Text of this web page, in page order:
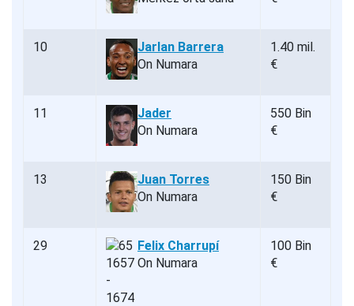
10
Jarlan Barrera
On Numara
1.40 mil.
€
11
Jader
On Numara
550 Bin
€
13
Juan Torres
On Numara
150 Bin
€
29
Felix Charrupí
On Numara
100 Bin
€